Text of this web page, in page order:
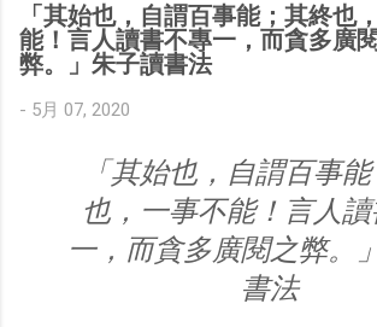
「其始也，自謂百事能；其終也
能！言人讀書不專一，而貪多廣
弊。」朱子讀書法
- 5月 07, 2020
「其始也，自謂百事
也，一事不能！言人
一，而貪多廣閱之弊。
書法